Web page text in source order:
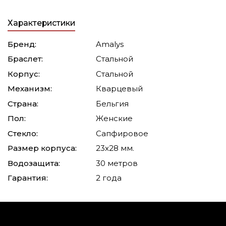
Характеристики
Бренд:
Amalys
Браслет:
Стальной
Корпус:
Стальной
Механизм:
Кварцевый
Страна:
Бельгия
Пол:
Женские
Стекло:
Сапфировое
Размер корпуса:
23x28 мм.
Водозащита:
30 метров
Гарантия:
2 года